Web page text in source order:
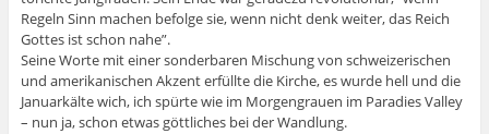
Regeln Sinn machen befolge sie, wenn nicht denk weiter, das Reich
Gottes ist schon nahe”.
Seine Worte mit einer sonderbaren Mischung von schweizerischen
und amerikanischen Akzent erfüllte die Kirche, es wurde hell und die
Januarkälte wich, ich spürte wie im Morgengrauen im Paradies Valley
– nun ja, schon etwas göttliches bei der Wandlung.